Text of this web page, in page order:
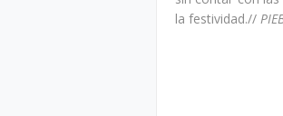
la festividad.//